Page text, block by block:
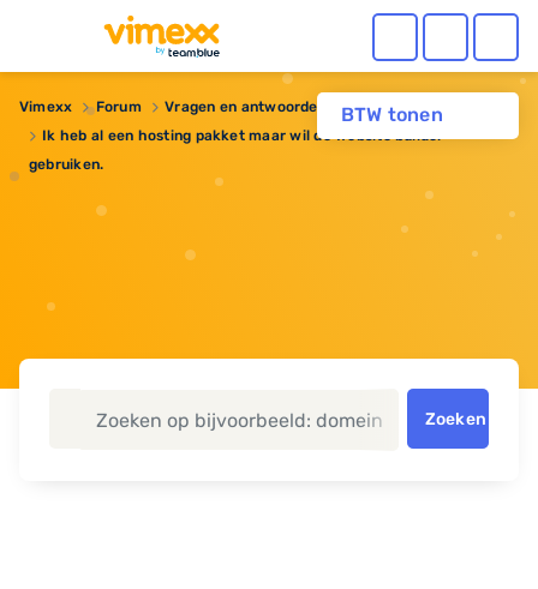
BTW tonen
Vimexx Forum
Vragen en antwoorden
Ik heb al een hosting pakket maar wil de website builder
gebruiken.
Zoeken